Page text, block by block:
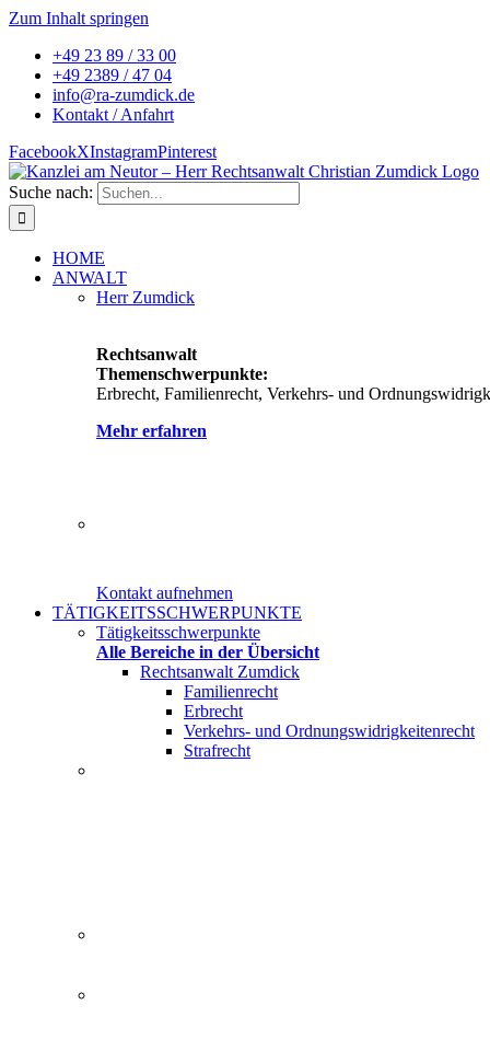
Zum Inhalt springen
+49 23 89 / 33 00
+49 2389 / 47 04
info@ra-zumdick.de
Kontakt / Anfahrt
FacebookXInstagramPinterest
Suche nach:
HOME
ANWALT
Herr Zumdick
Rechtsanwalt
Themenschwerpunkte:
Erbrecht, Familienrecht, Verkehrs- und
Mehr erfahren
Kontakt aufnehmen
TÄTIGKEITSSCHWERPUNKTE
Tätigkeitsschwerpunkte
Alle Bereiche in der Übersicht
Rechtsanwalt Zumdick
Familienrecht
Erbrecht
Verkehrs- und Ordnungswidrigkeitenrecht
Strafrecht